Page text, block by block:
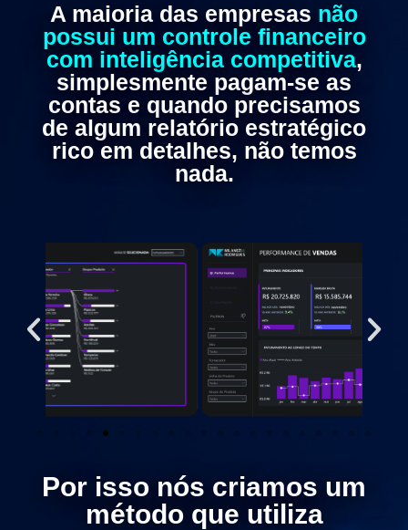
A maioria das empresas não
possui um controle financeiro
com inteligência competitiva,
simplesmente pagam-se as
contas e quando precisamos
de algum relatório estratégico
rico em detalhes, não temos
nada.
Por isso nós criamos um
método que utiliza